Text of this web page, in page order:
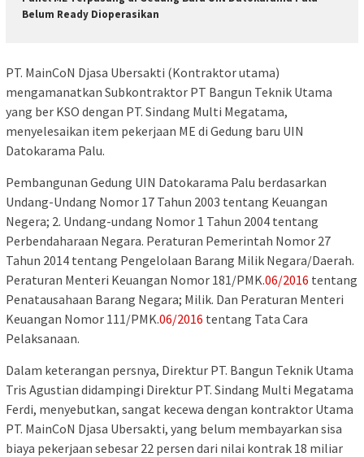
Belum Ready Dioperasikan
PT. MainCoN Djasa Ubersakti (Kontraktor utama)
mengamanatkan Subkontraktor PT Bangun Teknik Utama
yang ber KSO dengan PT. Sindang Multi Megatama,
menyelesaikan item pekerjaan ME di Gedung baru UIN
Datokarama Palu.
Pembangunan Gedung UIN Datokarama Palu berdasarkan
Undang-Undang Nomor 17 Tahun 2003 tentang Keuangan
Negera; 2. Undang-undang Nomor 1 Tahun 2004 tentang
Perbendaharaan Negara. Peraturan Pemerintah Nomor 27
Tahun 2014 tentang Pengelolaan Barang Milik Negara/Daerah.
Peraturan Menteri Keuangan Nomor 181/PMK.06/2016 tentang
Penatausahaan Barang Negara; Milik. Dan Peraturan Menteri
Keuangan Nomor 111/PMK.06/2016 tentang Tata Cara
Pelaksanaan.
Dalam keterangan persnya, Direktur PT. Bangun Teknik Utama
Tris Agustian didampingi Direktur PT. Sindang Multi Megatama
Ferdi, menyebutkan, sangat kecewa dengan kontraktor Utama
PT. MainCoN Djasa Ubersakti, yang belum membayarkan sisa
biaya pekerjaan sebesar 22 persen dari nilai kontrak 18 miliar